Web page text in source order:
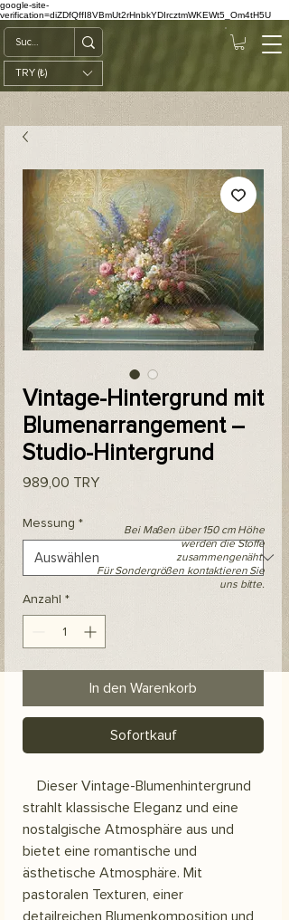
google-site-
verification=diZDfQffI8VBmUt2rHnbkYDIrcztmWKEWt5_Om4tH5U
TRY (₺)
Vintage-Hintergrund mit
Blumenarrangement –
Studio-Hintergrund
989,00 TRYPreis
Messung *
Anzahl *
In den Warenkorb
Sofortkauf
Dieser Vintage-Blumenhintergrund
strahlt klassische Eleganz und eine
nostalgische Atmosphäre aus und
bietet eine romantische und
ästhetische Atmosphäre. Mit
pastoralen Texturen, einer
detailreichen Blumenkomposition und
Bei Maßen über 150 cm Höhe
werden die Stoffe
zusammengenäht.
Für Sondergrößen kontaktieren Sie
uns bitte.